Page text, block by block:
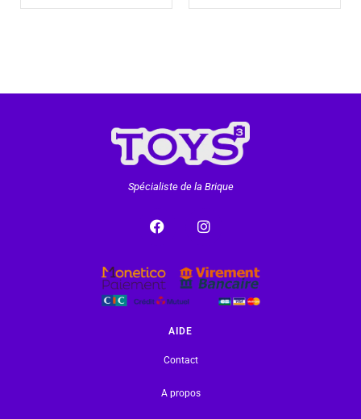
Spécialiste de la Brique
AIDE
Contact
A propos